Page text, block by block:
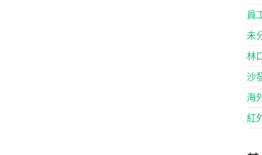
員
未
林
沙
海
紅